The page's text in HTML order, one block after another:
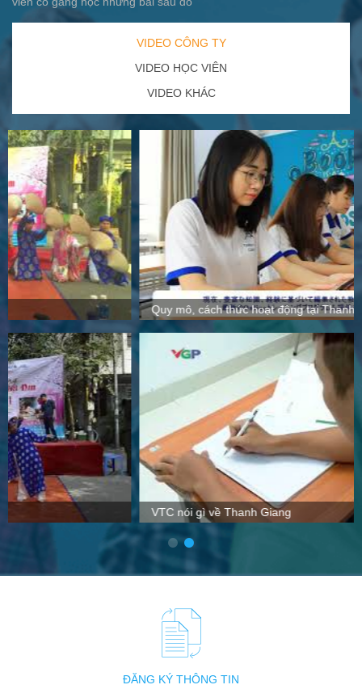
VIDEO CÔNG TY
VIDEO HỌC VIÊN
VIDEO KHÁC
Quy mô, cách thức hoạt động tại Thanh Giang
VTC nói gì về Thanh Giang
ĐĂNG KÝ THÔNG TIN